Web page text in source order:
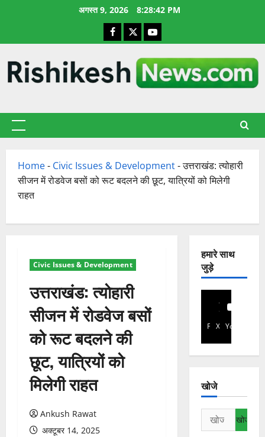
अगस्त 9, 2026 8:28:43 PM
Facebook
X YouTube
प्राथमिक
Home- Civic Issues & Development-उत्तराखंड: त्योहारी
सीजन में रोडवेज बसों को रूट बदलने की छूट, यात्रियों को मिलेगी
राहत
Civic Issues & Development
उत्तराखंड: त्योहारी
सीजन में रोडवेज बसों
को रूट बदलने की
छूट, यात्रियों को
मिलेगी राहत
Ankush Rawat
अक्टूबर 14, 2025
हमारे साथ
जुड़े
Facebook
X YouTube
खोजे
निम्न
को